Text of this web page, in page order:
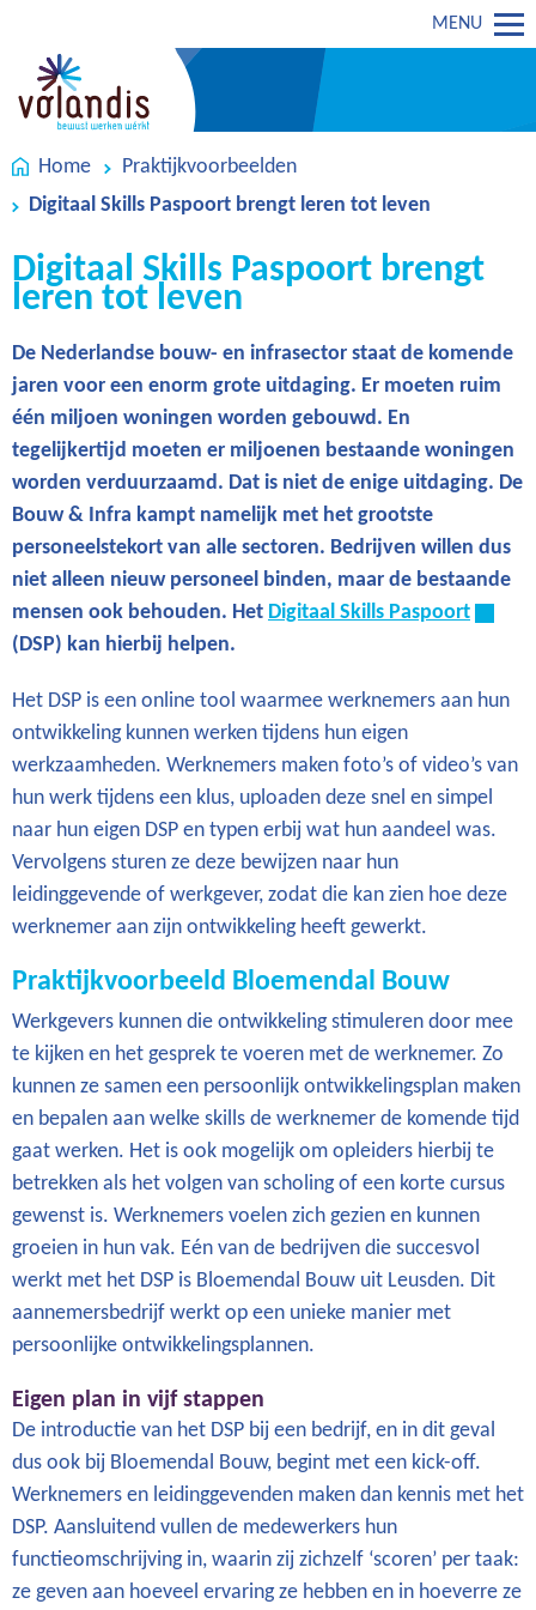
MENU
Home
Praktijkvoorbeelden
Digitaal Skills Paspoort brengt leren tot leven
Digitaal Skills Paspoort brengt
leren tot leven
De Nederlandse bouw- en infrasector staat de komende
jaren voor een enorm grote uitdaging. Er moeten ruim
één miljoen woningen worden gebouwd. En
tegelijkertijd moeten er miljoenen bestaande woningen
worden verduurzaamd. Dat is niet de enige uitdaging. De
Bouw & Infra kampt namelijk met het grootste
personeelstekort van alle sectoren. Bedrijven willen dus
niet alleen nieuw personeel binden, maar de bestaande
mensen ook behouden. Het Digitaal Skills Paspoort
(DSP) kan hierbij helpen.
Het DSP is een online tool waarmee werknemers aan hun
ontwikkeling kunnen werken tijdens hun eigen
werkzaamheden. Werknemers maken foto’s of video’s van
hun werk tijdens een klus, uploaden deze snel en simpel
naar hun eigen DSP en typen erbij wat hun aandeel was.
Vervolgens sturen ze deze bewijzen naar hun
leidinggevende of werkgever, zodat die kan zien hoe deze
werknemer aan zijn ontwikkeling heeft gewerkt.
Praktijkvoorbeeld Bloemendal Bouw
Werkgevers kunnen die ontwikkeling stimuleren door mee
te kijken en het gesprek te voeren met de werknemer. Zo
kunnen ze samen een persoonlijk ontwikkelingsplan maken
en bepalen aan welke skills de werknemer de komende tijd
gaat werken. Het is ook mogelijk om opleiders hierbij te
betrekken als het volgen van scholing of een korte cursus
gewenst is. Werknemers voelen zich gezien en kunnen
groeien in hun vak. Eén van de bedrijven die succesvol
werkt met het DSP is Bloemendal Bouw uit Leusden. Dit
aannemersbedrijf werkt op een unieke manier met
persoonlijke ontwikkelingsplannen.
Eigen plan in vijf stappen
De introductie van het DSP bij een bedrijf, en in dit geval
dus ook bij Bloemendal Bouw, begint met een kick-off.
Werknemers en leidinggevenden maken dan kennis met het
DSP. Aansluitend vullen de medewerkers hun
functieomschrijving in, waarin zij zichzelf ‘scoren’ per taak:
ze geven aan hoeveel ervaring ze hebben en in hoeverre ze